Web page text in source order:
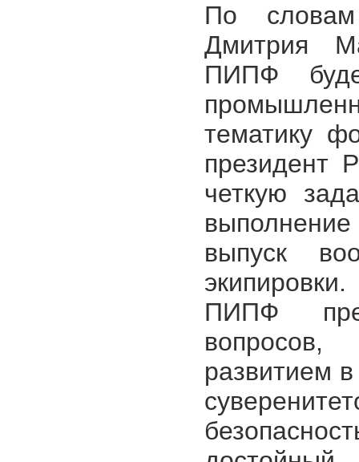
По словам
Дмитрия
ПИПФ
тематику
президент
четкую
выпуск
ПИПФ
вопросов,
развитием